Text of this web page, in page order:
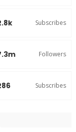
Subscribes
Followers
Subscribes